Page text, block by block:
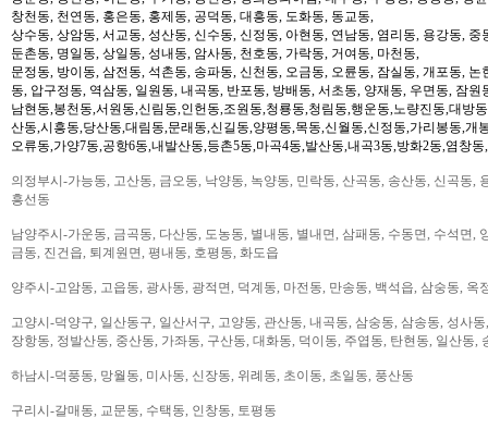
창천동, 천연동, 홍은동, 홍제동, 공덕동, 대흥동, 도화동, 동교동,
상수동, 상암동, 서교동, 성산동, 신수동, 신정동, 아현동, 연남동, 염리동, 용강동,
둔촌동, 명일동, 상일동, 성내동, 암사동, 천호동, 가락동, 거여동, 마천동,
문정동, 방이동, 삼전동, 석촌동, 송파동, 신천동, 오금동, 오륜동, 잠실동, 개포동,
동, 압구정동, 역삼동, 일원동, 내곡동, 반포동, 방배동, 서초동, 양재동, 우면동, 잠원
남현동,봉천동,서원동,신림동,인헌동,조원동,청룡동,청림동,행운동,노량진동,대방
산동,시흥동,당산동,대림동,문래동,신길동,양평동,목동,신월동,신정동,가리봉동,개
오류동,가양7동,공항6동,내발산동,등촌5동,마곡4동,발산동,내곡3동,방화2동,염창동
의정부시-가능동, 고산동, 금오동, 낙양동, 녹양동, 민락동, 산곡동, 송산동, 신곡동,
흥선동
남양주시-가운동, 금곡동, 다산동, 도농동, 별내동, 별내면, 삼패동, 수동면, 수석면,
금동, 진건읍, 퇴계원면, 평내동, 호평동, 화도읍
양주시-고암동, 고읍동, 광사동, 광적면, 덕계동, 마전동, 만송동, 백석읍, 삼숭동, 옥
고양시-덕양구, 일산동구, 일산서구, 고양동, 관산동, 내곡동, 삼숭동, 삼송동, 성사
장항동, 정발산동, 중산동, 가좌동, 구산동, 대화동, 덕이동, 주엽동, 탄현동, 일산동,
하남시-덕풍동, 망월동, 미사동, 신장동, 위례동, 초이동, 초일동, 풍산동
구리시-갈매동, 교문동, 수택동, 인창동, 토평동